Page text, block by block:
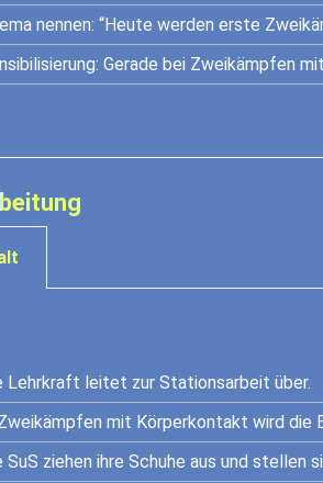
nennen: “Heute werden erste
Gerade bei Zweikämpfen
Lehrkraft leitet zur Stationsarbeit über.
mit Körperkontakt wird die
SuS ziehen ihre Schuhe aus und stellen